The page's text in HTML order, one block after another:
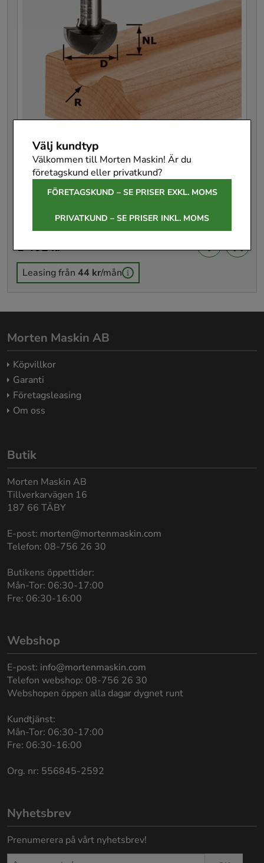
Välj kundtyp
Välkommen till Morten Maskin! Är du
företagskund eller privatkund?
FÖRETAGSKUND – SE PRISER EXKL. MOMS
PRIVATKUND – SE PRISER INKL. MOMS
Festool Hålkälsfräs HW S12 D40/25/R20
1 402 kr
Leasing från 44 kr/mån
Morten Maskin AB
Köpvillkor
Garanti
Företagsleasing
Om oss
Butik
Morten Maskin AB
Tillverkarvägen 16
187 66 TÄBY
E-post: morten@mortenmaskin.com
Telefon: 08-756 26 30
Butikens öppettider:
Mån-Tor: 06:30-17:00
Fre: 06:30-16:00
Webshop
E-post: info@mortenmaskin.com
Telefon webshop: 08-756 26 30
Webshopen öppen alla dagar dygnet runt
Kundtjänst:
Mån-Tor: 06:30-17:00
Fre: 06:30-16:00
Org. nr: 556845-2592
Nyhetsbrev
Prenumerera på vårt nyhetsbrev!